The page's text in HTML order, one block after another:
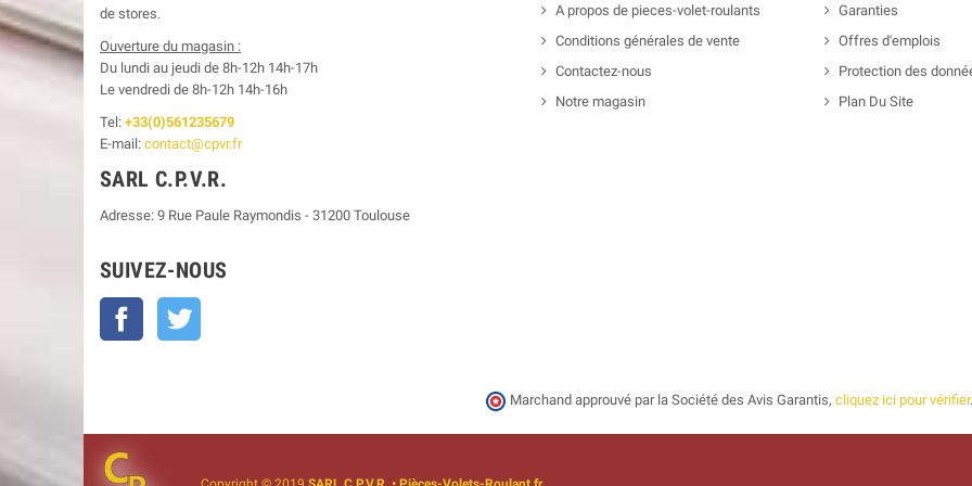
de stores.
Ouverture du magasin :
Du lundi au jeudi de 8h-12h 14h-17h
Le vendredi de 8h-12h 14h-16h
Tel: +33(0)561235679
E-mail: contact@cpvr.fr
SARL C.P.V.R.
Adresse: 9 Rue Paule Raymondis - 31200 Toulouse
SUIVEZ-NOUS
Facebook
A propos de pieces-volet-roulants
Conditions générales de vente
Contactez-nous
Notre magasin
Garanties
Offres d'emplois
Protection des
Plan Du Site
Marchand approuvé par la Société des Avis Garantis, cliquez ici pour vérifier.